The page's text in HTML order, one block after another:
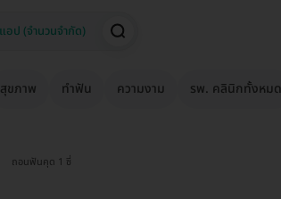
สุขภาพ ทำฟัน ความงาม รพ. คลินิกทั้งหมด
ถอนฟันคุด 1 ซี่